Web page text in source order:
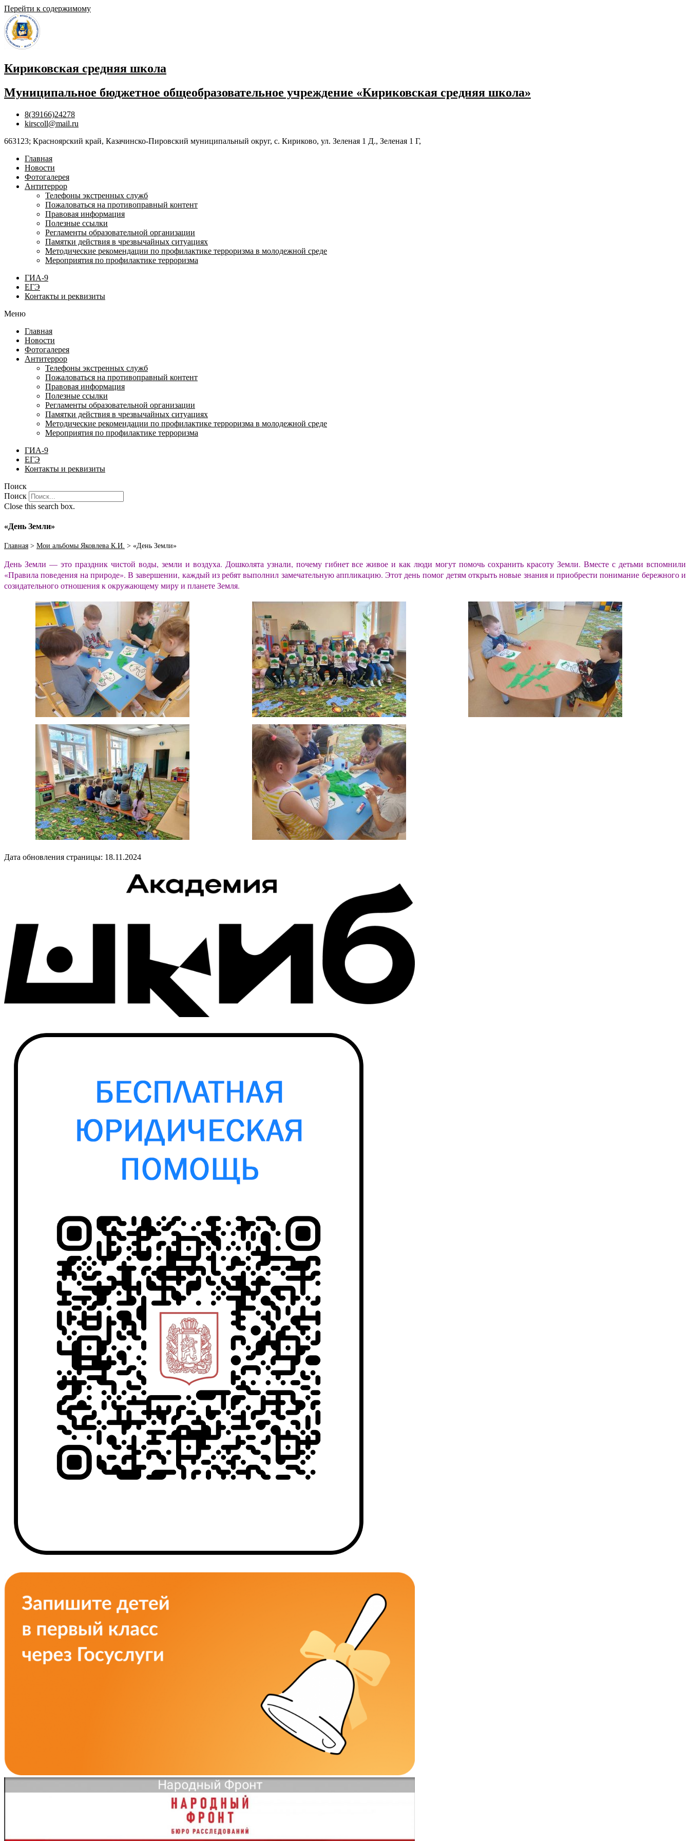
Перейти к содержимому
Кириковская средняя школа
Муниципальное бюджетное общеобразовательное учреждение «Кириковская средняя школа»
8(39166)24278
kirscoll@mail.ru
663123; Красноярский край, Казачинско-Пировский муниципальный округ, с. Кириково, ул. Зеленая 1 Д., Зеленая 1 Г,
Главная
Новости
Фотогалерея
Антитеррор
Телефоны экстренных служб
Пожаловаться на противоправный контент
Правовая информация
Полезные ссылки
Регламенты образовательной организации
Памятки действия в чрезвычайных ситуациях
Методические рекомендации по профилактике терроризма в молодежной среде
Мероприятия по профилактике терроризма
ГИА-9
ЕГЭ
Контакты и реквизиты
Меню
Главная
Новости
Фотогалерея
Антитеррор
Телефоны экстренных служб
Пожаловаться на противоправный контент
Правовая информация
Полезные ссылки
Регламенты образовательной организации
Памятки действия в чрезвычайных ситуациях
Методические рекомендации по профилактике терроризма в молодежной среде
Мероприятия по профилактике терроризма
ГИА-9
ЕГЭ
Контакты и реквизиты
Поиск
Поиск
Close this search box.
«День Земли»
Главная > Мои альбомы Яковлева К.И. > «День Земли»
День Земли — это праздник чистой воды, земли и воздуха. Дошколята узнали, почему гибнет все живое и как люди могут помочь сохранить красоту Земли. Вместе с детьми вспомнили
«Правила поведения на природе». В завершении, каждый из ребят выполнил замечательную аппликацию. Этот день помог детям открыть новые знания и приобрести понимание бережного и
созидательного отношения к окружающему миру и планете Земля.
Дата обновления страницы: 18.11.2024